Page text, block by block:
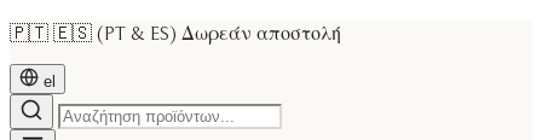
🇵🇹 🇪🇸 (PT & ES) Δωρεάν αποστολή
el